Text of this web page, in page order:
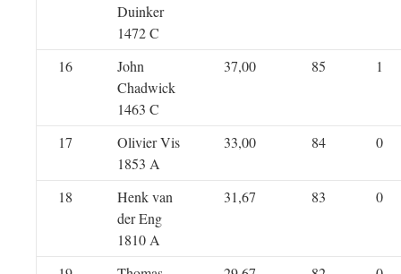
Duinker
1472 C
16
John
Chadwick
1463 C
37,00 85 1
17
Olivier Vis
1853 A
33,00 84 0
18
Henk van
der Eng
1810 A
31,67 83 0